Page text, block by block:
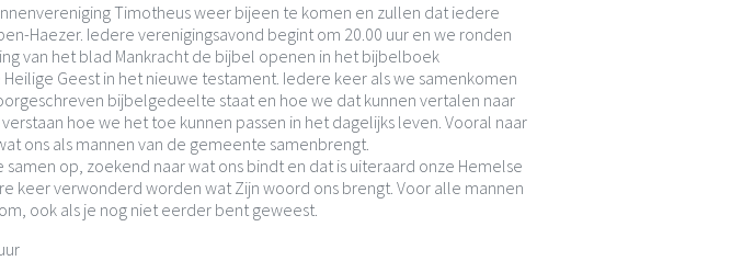
Timotheus weer bijeen te komen en zullen dat iedere
Haezer. Iedere verenigingsavond begint om 20.00 uur en we ronden
van het blad Mankracht de bijbel openen in het bijbelboek
Geest in het nieuwe testament. Iedere keer als we samenkomen
bijbelgedeelte staat en hoe we dat kunnen vertalen naar
hoe we het toe kunnen passen in het dagelijks leven. Vooral naar
ons als mannen van de gemeente samenbrengt.
samen op, zoekend naar wat ons bindt en dat is uiteraard onze Hemelse
keer verwonderd worden wat Zijn woord ons brengt. Voor alle mannen
ook als je nog niet eerder bent geweest.